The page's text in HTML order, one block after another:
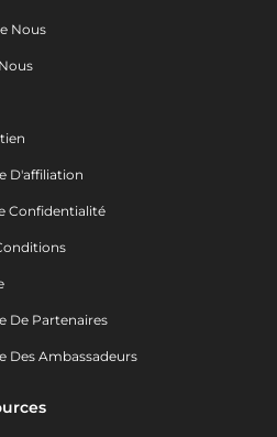
Nous
D'affiliation
Confidentialité
De Partenaires
Des Ambassadeurs